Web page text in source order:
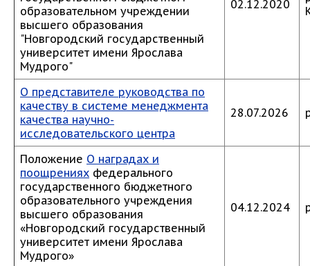
образовательном учреждении
высшего образования
"Новгородский государственный
университет имени Ярослава
Мудрого"
02.12.2020
О представителе руководства по
качеству в системе менеджмента
качества научно-
исследовательского центра
28.07.2026
Положение О наградах и
поощрениях федерального
государственного бюджетного
образовательного учреждения
высшего образования
«Новгородский государственный
университет имени Ярослава
Мудрого»
04.12.2024